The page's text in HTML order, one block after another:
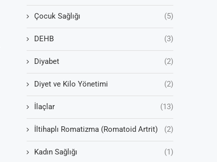
Çocuk Sağlığı (5)
DEHB (3)
Diyabet (2)
Diyet ve Kilo Yönetimi (2)
İlaçlar (13)
İltihaplı Romatizma (Romatoid Artrit) (2)
Kadın Sağlığı (1)